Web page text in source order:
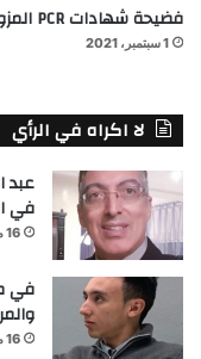
فضيحة شهادات PCR المزورة
1 سبتمبر، 2021
لا اكراه في الرأي
عبد
في
16 مايو، 2024
في
16 مايو، 2024